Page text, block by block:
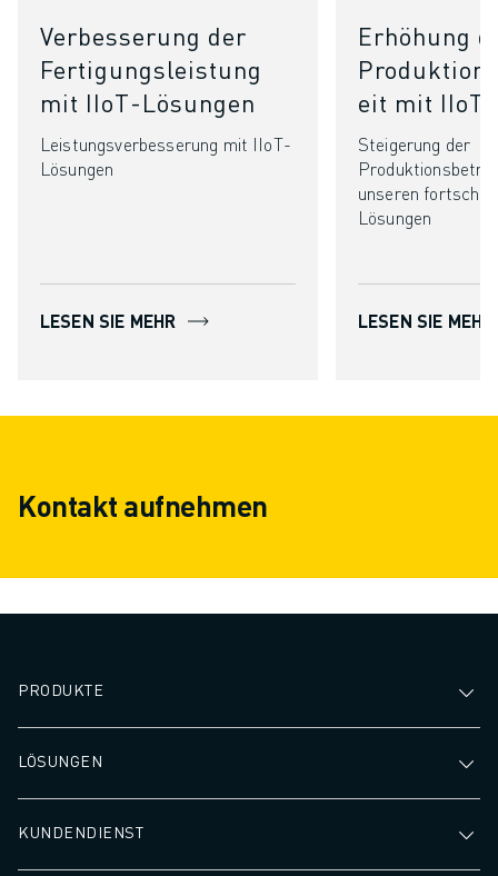
FANUC IN EUROPA
UNSERE STANDORTE
NACHHALTIGKEIT
GESTALTEN SIE IHRE ZUKUNFT MIT FANUC
JETZT BEWERBEN » KARRIEREPORTAL
Verbesserung der
Fertigungsleistung
mit IIoT-Lösungen
Leistungsverbesserung mit IIoT-
Lösungen
LESEN SIE MEHR
Erhöhung
eit mit
Steigerung der
unseren
Lösungen
LESEN SIE MEHR
Kontakt aufnehmen
PRODUKTE
LÖSUNGEN
KUNDENDIENST